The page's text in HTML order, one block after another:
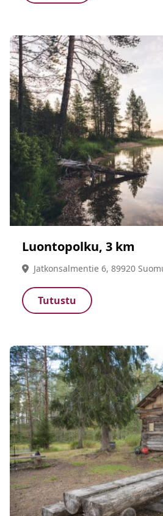
Luontopolku, 3 km
Jatkonsalmentie 6, 89920
Tutustu